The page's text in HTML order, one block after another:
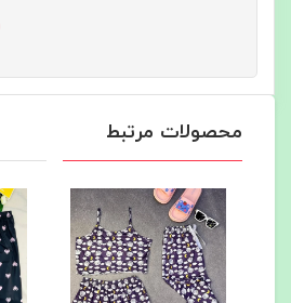
محصولات مرتبط